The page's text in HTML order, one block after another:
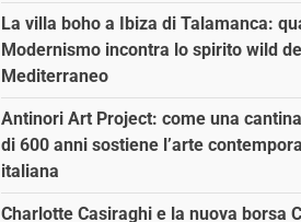
La villa boho a Ibiza di Talamanca:
Modernismo incontra lo spirito wild
Mediterraneo
Antinori Art Project: come una
di 600 anni sostiene l’arte
italiana
Charlotte Casiraghi e la nuova borsa